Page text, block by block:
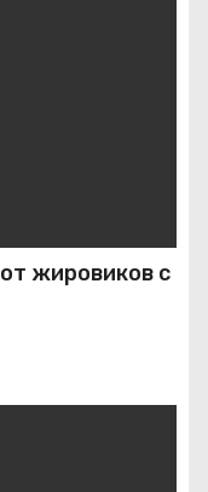
жировиков с